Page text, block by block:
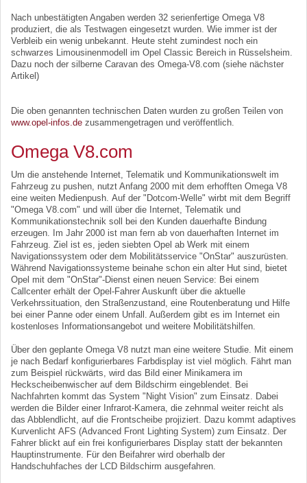
Nach unbestätigten Angaben werden 32 serienfertige Omega V8
produziert, die als Testwagen eingesetzt wurden. Wie immer ist der
Verbleib ein wenig unbekannt. Heute steht zumindest noch ein
schwarzes Limousinenmodell im Opel Classic Bereich in Rüsselsheim.
Dazu noch der silberne Caravan des Omega-V8.com (siehe nächster
Artikel)
Die oben genannten technischen Daten wurden zu großen Teilen von
www.opel-infos.de zusammengetragen und veröffentlich.
Omega V8.com
Um die anstehende Internet, Telematik und Kommunikationswelt im
Fahrzeug zu pushen, nutzt Anfang 2000 mit dem erhofften Omega V8
eine weiten Medienpush. Auf der "Dotcom-Welle" wirbt mit dem Begriff
"Omega V8.com" und will über die Internet, Telematik und
Kommunikationstechnik soll bei den Kunden dauerhafte Bindung
erzeugen. Im Jahr 2000 ist man fern ab von dauerhaften Internet im
Fahrzeug. Ziel ist es, jeden siebten Opel ab Werk mit einem
Navigationssystem oder dem Mobilitätsservice "OnStar" auszurüsten.
Während Navigationssysteme beinahe schon ein alter Hut sind, bietet
Opel mit dem "OnStar"-Dienst einen neuen Service: Bei einem
Callcenter erhält der Opel-Fahrer Auskunft über die aktuelle
Verkehrssituation, den Straßenzustand, eine Routenberatung und Hilfe
bei einer Panne oder einem Unfall. Außerdem gibt es im Internet ein
kostenloses Informationsangebot und weitere Mobilitätshilfen.
Über den geplante Omega V8 nutzt man eine weitere Studie. Mit einem
je nach Bedarf konfigurierbares Farbdisplay ist viel möglich. Fährt man
zum Beispiel rückwärts, wird das Bild einer Minikamera im
Heckscheibenwischer auf dem Bildschirm eingeblendet. Bei
Nachfahrten kommt das System "Night Vision" zum Einsatz. Dabei
werden die Bilder einer Infrarot-Kamera, die zehnmal weiter reicht als
das Abblendlicht, auf die Frontscheibe projiziert. Dazu kommt adaptives
Kurvenlicht AFS (Advanced Front Lighting System) zum Einsatz. Der
Fahrer blickt auf ein frei konfigurierbares Display statt der bekannten
Hauptinstrumente. Für den Beifahrer wird oberhalb der
Handschuhfaches der LCD Bildschirm ausgefahren.